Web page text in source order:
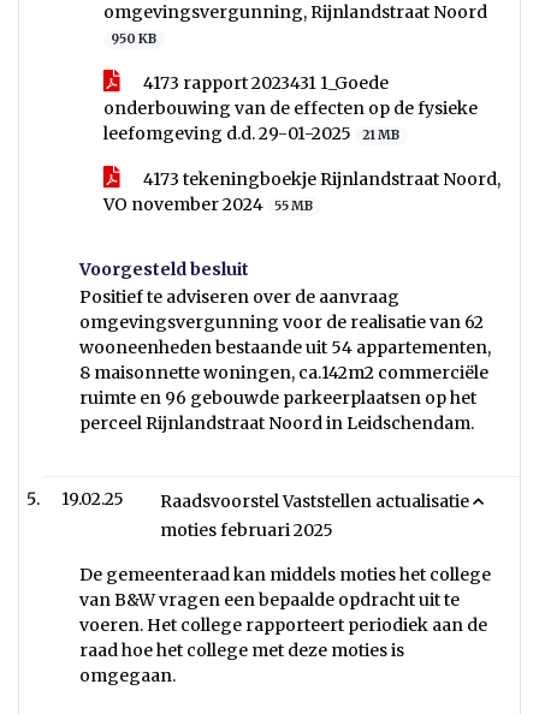
omgevingsvergunning, Rijnlandstraat Noord
950 KB
4173 rapport 2023431 1_Goede
onderbouwing van de effecten op de fysieke
leefomgeving d.d. 29-01-2025
21 MB
4173 tekeningboekje Rijnlandstraat Noord,
VO november 2024
55 MB
Voorgesteld besluit
Positief te adviseren over de aanvraag
omgevingsvergunning voor de realisatie van 62
wooneenheden bestaande uit 54 appartementen,
8 maisonnette woningen, ca.142m2 commerciële
ruimte en 96 gebouwde parkeerplaatsen op het
perceel Rijnlandstraat Noord in Leidschendam.
19.02.25
Raadsvoorstel Vaststellen actualisatie
moties februari 2025
De gemeenteraad kan middels moties het college
van B&W vragen een bepaalde opdracht uit te
voeren. Het college rapporteert periodiek aan de
raad hoe het college met deze moties is
omgegaan.